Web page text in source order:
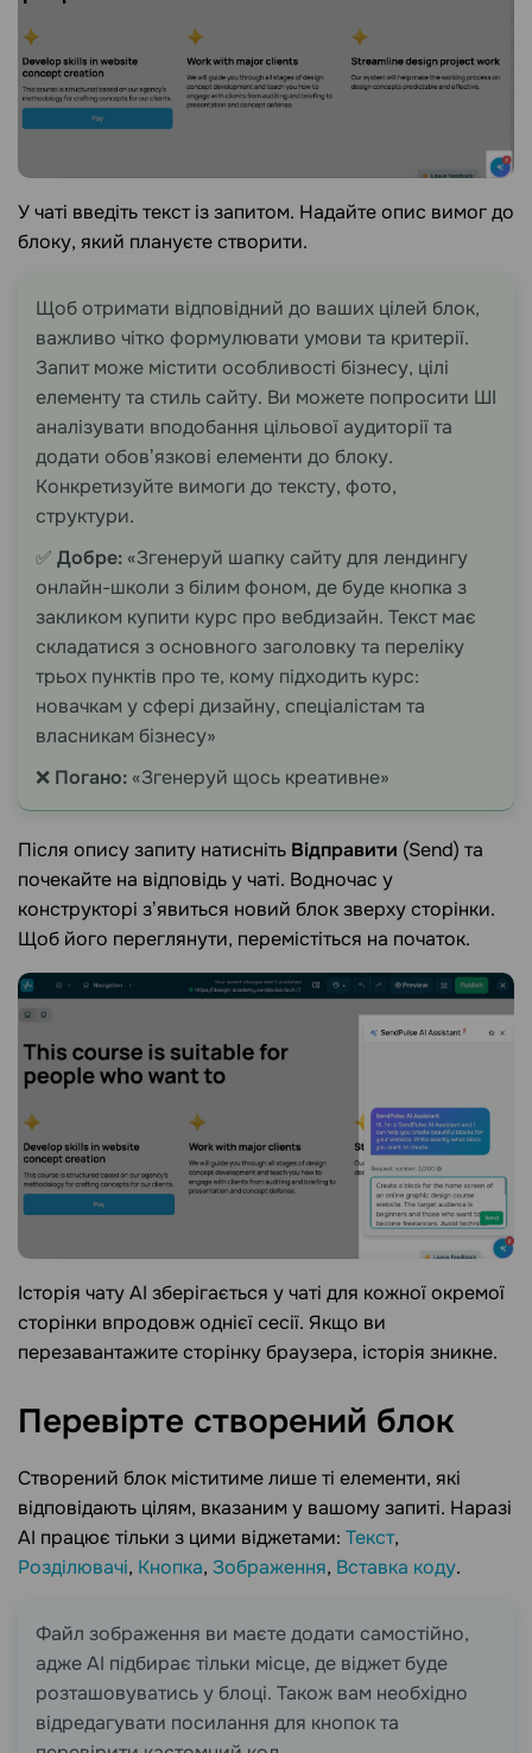
У чаті введіть текст із запитом. Надайте опис вимог до
блоку, який плануєте створити.
Щоб отримати відповідний до ваших цілей блок,
важливо чітко формулювати умови та критерії.
Запит може містити особливості бізнесу, цілі
елементу та стиль сайту. Ви можете попросити ШІ
аналізувати вподобання цільової аудиторії та
додати обовʼязкові елементи до блоку.
Конкретизуйте вимоги до тексту, фото,
структури.
✅ Добре: «Згенеруй шапку сайту для лендингу
онлайн-школи з білим фоном, де буде кнопка з
закликом купити курс про вебдизайн. Текст має
складатися з основного заголовку та переліку
трьох пунктів про те, кому підходить курс:
новачкам у сфері дизайну, спеціалістам та
власникам бізнесу»
❌ Погано: «Згенеруй щось креативне»
Після опису запиту натисніть Відправити (Send) та
почекайте на відповідь у чаті. Водночас у
конструкторі зʼявиться новий блок зверху сторінки.
Щоб його переглянути, перемістіться на початок.
Історія чату AI зберігається у чаті для кожної окремої
сторінки впродовж однієї сесії. Якщо ви
перезавантажите сторінку браузера, історія зникне.
Перевірте створений блок
Створений блок міститиме лише ті елементи, які
відповідають цілям, вказаним у вашому запиті. Наразі
AI працює тільки з цими віджетами: Текст,
Розділювачі, Кнопка, Зображення, Вставка коду.
Файл зображення ви маєте додати самостійно,
адже AI підбирає тільки місце, де віджет буде
розташовуватись у блоці. Також вам необхідно
відредагувати посилання для кнопок та